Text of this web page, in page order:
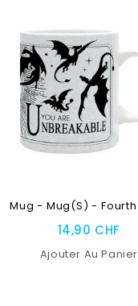
14,90 CHF
Ajouter Au Panier